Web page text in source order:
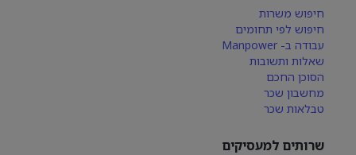
חיפוש משרות
חיפוש לפי תחומים
עבודה ב- Manpower
שאלות ותשובות
הסוכן החכם
מחשבון שכר
טבלאות שכר
שרותים למעסיקים